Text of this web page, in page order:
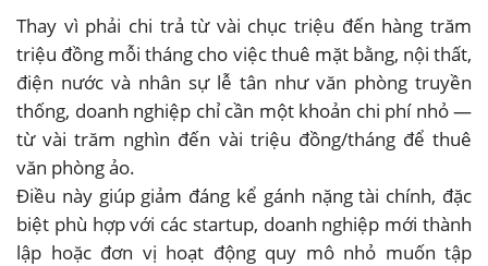
Thay vì phải chi trả từ vài chục triệu đến hàng trăm
triệu đồng mỗi tháng cho việc thuê mặt bằng, nội thất,
điện nước và nhân sự lễ tân như văn phòng truyền
thống, doanh nghiệp chỉ cần một khoản chi phí nhỏ —
từ vài trăm nghìn đến vài triệu đồng/tháng để thuê
văn phòng ảo.
Điều này giúp giảm đáng kể gánh nặng tài chính, đặc
biệt phù hợp với các startup, doanh nghiệp mới thành
lập hoặc đơn vị hoạt động quy mô nhỏ muốn tập